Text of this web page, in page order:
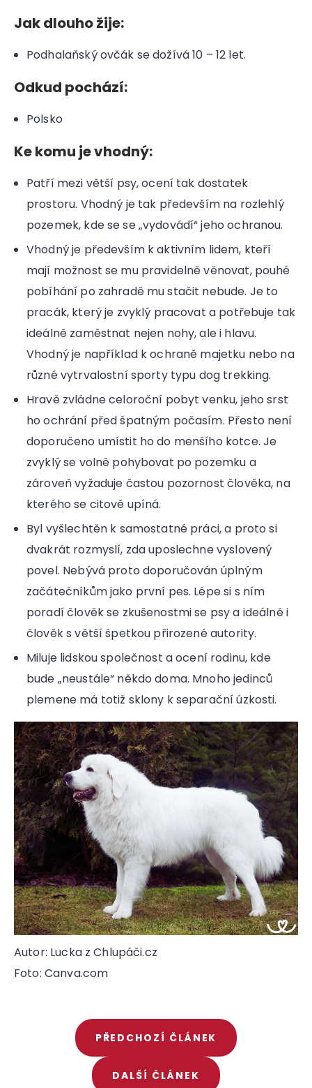
Jak dlouho žije:
Podhalaňský ovčák se dožívá 10 – 12 let.
Odkud pochází:
Polsko
Ke komu je vhodný:
Patří mezi větší psy, ocení tak dostatek
prostoru. Vhodný je tak především na rozlehlý
pozemek, kde se se „vydovádí“ jeho ochranou.
Vhodný je především k aktivním lidem, kteří
mají možnost se mu pravidelně věnovat, pouhé
pobíhání po zahradě mu stačit nebude. Je to
pracák, který je zvyklý pracovat a potřebuje tak
ideálně zaměstnat nejen nohy, ale i hlavu.
Vhodný je například k ochraně majetku nebo na
různé vytrvalostní sporty typu dog trekking.
Hravě zvládne celoroční pobyt venku, jeho srst
ho ochrání před špatným počasím. Přesto není
doporučeno umístit ho do menšího kotce. Je
zvyklý se volně pohybovat po pozemku a
zároveň vyžaduje častou pozornost člověka, na
kterého se citově upíná.
Byl vyšlechtěn k samostatné práci, a proto si
dvakrát rozmyslí, zda uposlechne vyslovený
povel. Nebývá proto doporučován úplným
začátečníkům jako první pes. Lépe si s ním
poradí člověk se zkušenostmi se psy a ideálně i
člověk s větší špetkou přirozené autority.
Miluje lidskou společnost a ocení rodinu, kde
bude „neustále“ někdo doma. Mnoho jedinců
plemene má totiž sklony k separační úzkosti.
Autor: Lucka z Chlupáči.cz
Foto: Canva.com
PŘEDCHOZÍ ČLÁNEK
DALŠÍ ČLÁNEK